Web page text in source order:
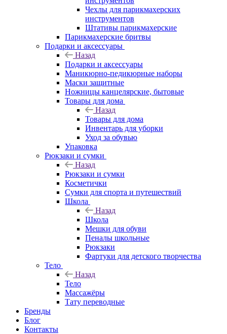
Чехлы для парикмахерских
инструментов
Штативы парикмахерские
Парикмахерские бритвы
Подарки и аксессуары
Назад
Подарки и аксессуары
Маникюрно-педикюрные наборы
Маски защитные
Ножницы канцелярские, бытовые
Товары для дома
Назад
Товары для дома
Инвентарь для уборки
Уход за обувью
Упаковка
Рюкзаки и сумки
Назад
Рюкзаки и сумки
Косметички
Сумки для спорта и путешествий
Школа
Назад
Школа
Мешки для обуви
Пеналы школьные
Рюкзаки
Фартуки для детского творчества
Тело
Назад
Тело
Массажёры
Тату переводные
Бренды
Блог
Контакты